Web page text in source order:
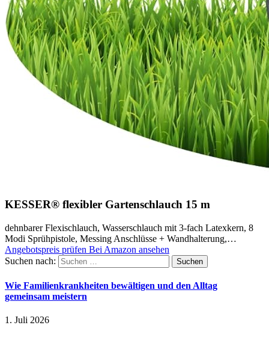
KESSER® flexibler Gartenschlauch 15 m
dehnbarer Flexischlauch, Wasserschlauch mit 3-fach Latexkern, 8
Modi Sprühpistole, Messing Anschlüsse + Wandhalterung,…
Angebotspreis prüfen Bei Amazon ansehen
Suchen nach:
Wie Familienkrankheiten bewältigen und den Alltag
gemeinsam meistern
1. Juli 2026